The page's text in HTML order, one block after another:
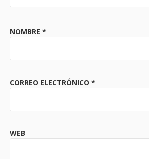
NOMBRE *
CORREO ELECTRÓNICO *
WEB